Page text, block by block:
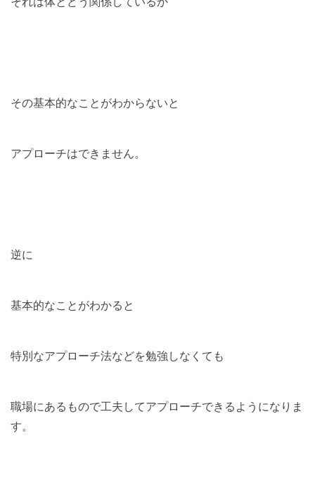
その基本的なことがわからないと
アプローチはできません。
逆に
基本的なことがわかると
特別なアプローチ法などを勉強しなくても
職場にあるもので工夫してアプローチできるようになりま
す。